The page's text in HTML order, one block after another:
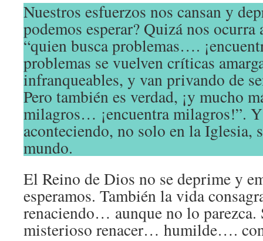
Nuestros esfuerzos nos cansan y
podemos esperar? Quizá nos ocurra
“quien busca problemas….
problemas se vuelven críticas
infranqueables, y van privando de
Pero también es verdad, ¡y mucho
milagros… ¡encuentra milagros!”.
aconteciendo, no solo en la Iglesia,
mundo.
El Reino de Dios no se deprime y
esperamos. También la vida
renaciendo… aunque no lo parezca.
misterioso renacer… humilde….